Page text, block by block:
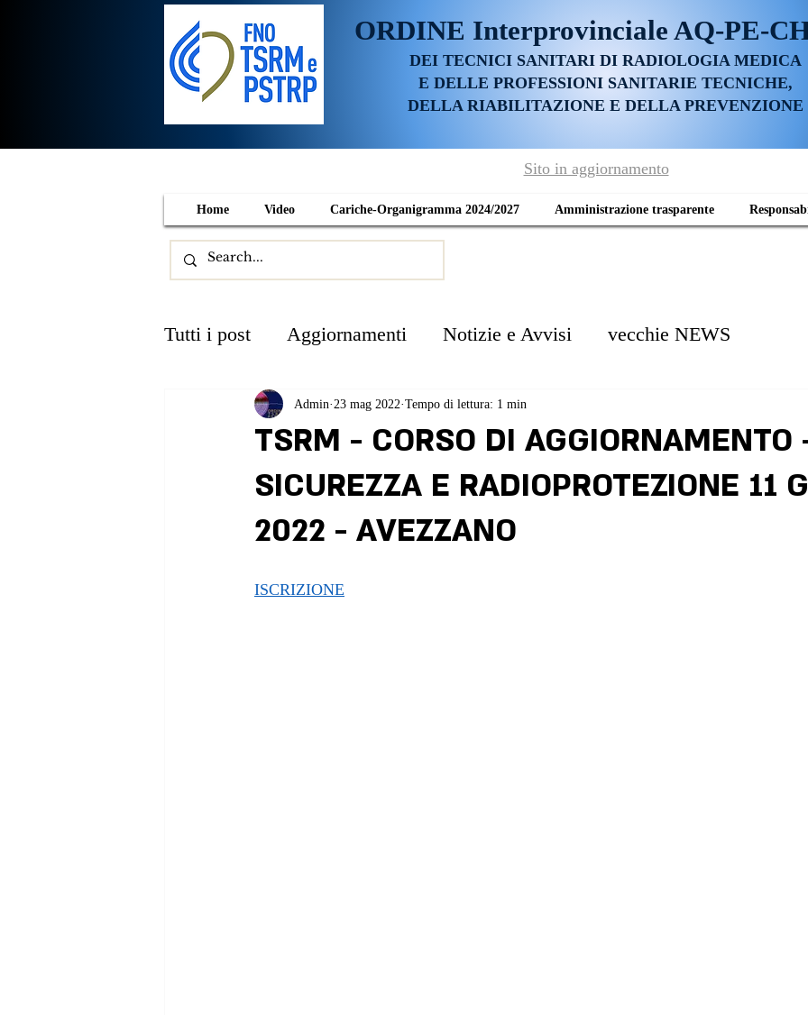
ORDINE Interprovinciale AQ-PE-
DEI TECNICI SANITARI DI RADIOLOGIA MEDICA
E DELLE PROFESSIONI SANITARIE TECNICHE,
DELLA RIABILITAZIONE E DELLA PREVENZIONE
Sito in aggiornamento
Home Video Cariche-Organigramma 2024/2027 Amministrazione trasparente
Tutti i post Aggiornamenti Notizie e Avvisi vecchie NEWS
TSRM - CORSO DI AGGIORNAMENTO
SICUREZZA E RADIOPROTEZIONE 11
2022 - AVEZZANO
Admin 23 mag 2022 Tempo di lettura: 1 min
ISCRIZIONE